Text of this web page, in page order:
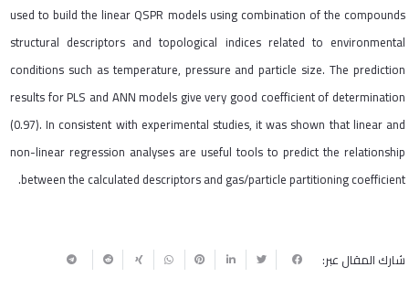
used to build the linear QSPR models using combination of the compounds
structural descriptors and topological indices related to environmental
conditions such as temperature, pressure and particle size. The prediction
results for PLS and ANN models give very good coefficient of determination
(0.97). In consistent with experimental studies, it was shown that linear and
non-linear regression analyses are useful tools to predict the relationship
between the calculated descriptors and gas/particle partitioning coefficient.
شارك المقال عبر: